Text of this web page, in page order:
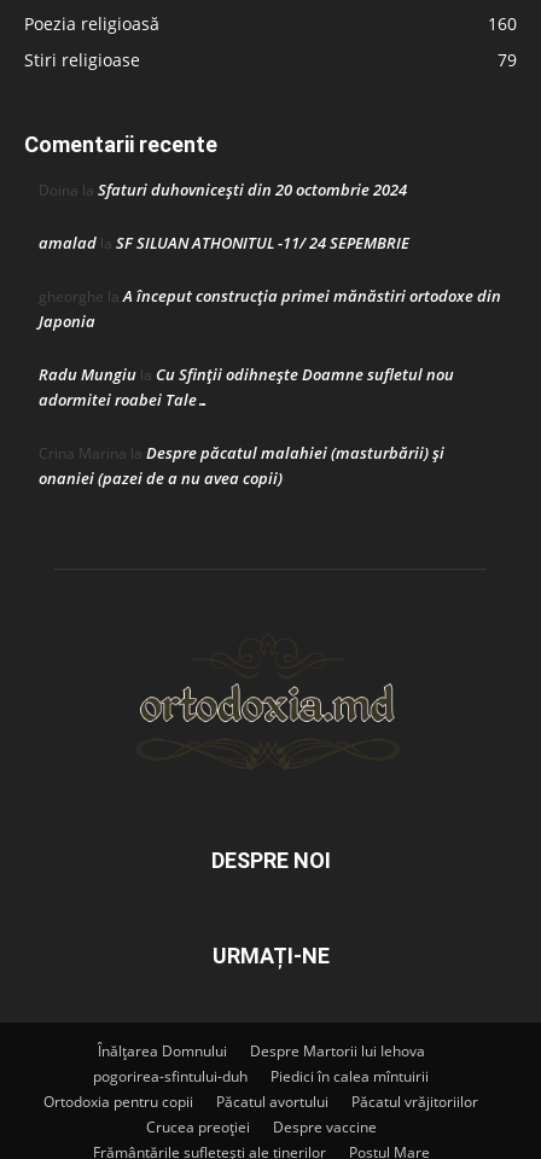
Poezia religioasă
160
Stiri religioase
79
Comentarii recente
Doina la Sfaturi duhovnicești din 20 octombrie 2024
amalad la SF SILUAN ATHONITUL -11/ 24 SEPEMBRIE
gheorghe laA început construcţia primei mănăstiri ortodoxe din
Japonia
Radu Mungiu la Cu Sfinții odihnește Doamne sufletul nou
adormitei roabei Tale…
Crina Marina la Despre păcatul malahiei (masturbării) şi
onaniei (pazei de a nu avea copii)
DESPRE NOI
URMAȚI-NE
Înălțarea Domnului
Despre Martorii lui Iehova
pogorirea-sfintului-duh
Piedici în calea mîntuirii
Ortodoxia pentru copii
Păcatul avortului
Păcatul vrăjitoriilor
Crucea preoției
Despre vaccine
Frământările sufletești ale tinerilor
Postul Mare